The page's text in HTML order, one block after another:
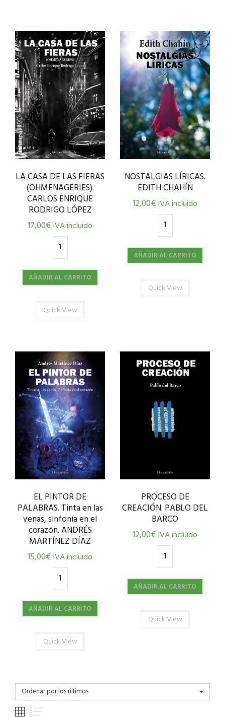
LA CASA DE LAS FIERAS
(OHMENAGERIES).
CARLOS ENRIQUE
RODRIGO LÓPEZ
17,00€IVA incluido
AÑADIR AL CARRITO
Quick View
NOSTALGIAS LÍRICAS.
EDITH CHAHÍN
12,00€IVA incluido
AÑADIR AL CARRITO
Quick View
EL PINTOR DE
PALABRAS. Tinta en las
venas, sinfonía en el
corazón. ANDRÉS
MARTÍNEZ DÍAZ
15,00€IVA incluido
AÑADIR AL CARRITO
Quick View
PROCESO DE
CREACIÓN. PABLO DEL
BARCO
12,00€IVA incluido
AÑADIR AL CARRITO
Quick View
Ordenar por los últimos